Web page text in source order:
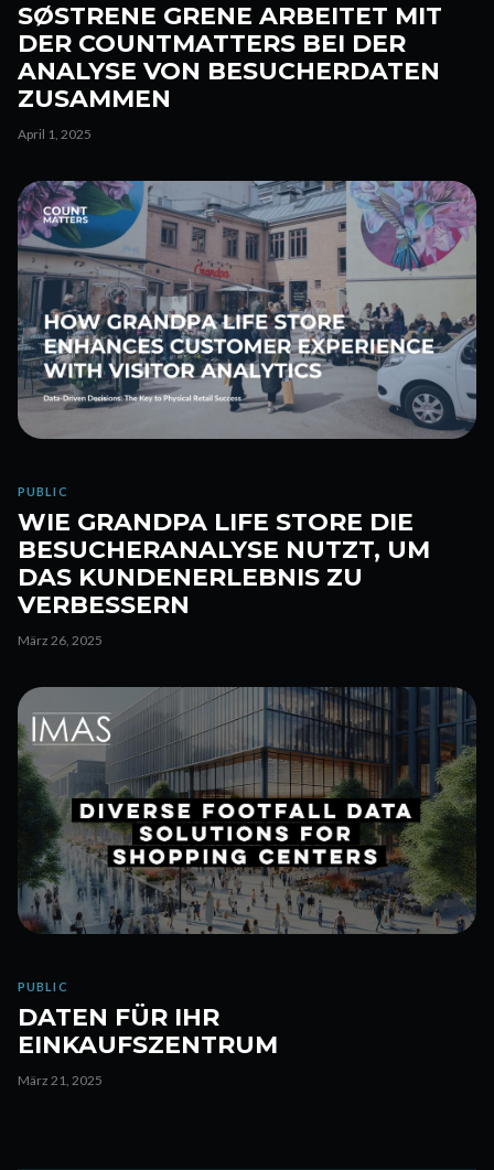
SØSTRENE GRENE ARBEITET MIT
DER COUNTMATTERS BEI DER
ANALYSE VON BESUCHERDATEN
ZUSAMMEN
April 1, 2025
PUBLIC
WIE GRANDPA LIFE STORE DIE
BESUCHERANALYSE NUTZT, UM
DAS KUNDENERLEBNIS ZU
VERBESSERN
März 26, 2025
PUBLIC
DATEN FÜR IHR
EINKAUFSZENTRUM
März 21, 2025